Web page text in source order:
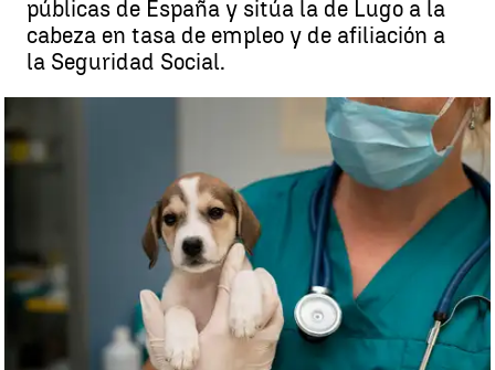
públicas de España y sitúa la de Lugo a la
cabeza en tasa de empleo y de afiliación a
la Seguridad Social.